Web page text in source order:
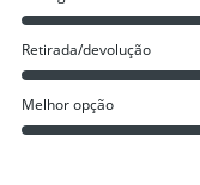
Retirada/devolução
Melhor opção